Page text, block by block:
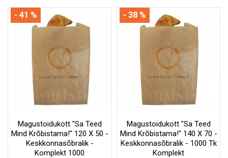
Magustoidukott "Sa Teed
Mind Krõbistama!" 120 X 50 -
Keskkonnasõbralik -
Komplekt 1000
- 41 %
Magustoidukott "Sa Teed
Mind Krõbistama!" 140 X 70 -
Keskkonnasõbralik - 1000 Tk
Komplekt
- 38 %